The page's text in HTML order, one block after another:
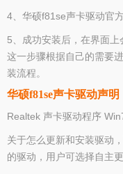
4、华硕f81se声卡驱动官
5、成功安装后，在界面
这一步骤根据自己的需要
装流程。
华硕f81se声卡驱动声明
Realtek 声卡驱动程序
关于怎么更新和安装驱动
的驱动，用户可选择自主